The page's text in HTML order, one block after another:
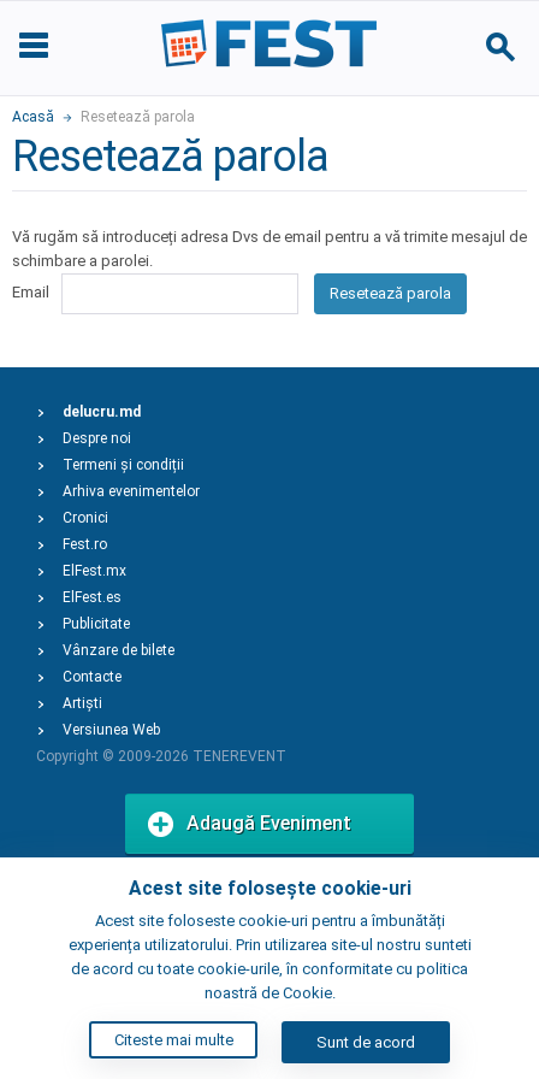
Acasă Resetează parola
Resetează parola
Vă rugăm să introduceți adresa Dvs de email pentru a vă trimite mesajul de
schimbare a parolei.
Email
Resetează parola
Acest site folosește cookie-uri
Acest site foloseste cookie-uri pentru a îmbunătăți
experiența utilizatorului. Prin utilizarea site-ul nostru sunteti
de acord cu toate cookie-urile, în conformitate cu politica
noastră de Cookie.
Citeste mai multe Sunt de acord
delucru.md
Despre noi
Termeni și condiții
Arhiva evenimentelor
Cronici
Fest.ro
ElFest.mx
ElFest.es
Publicitate
Vânzare de bilete
Contacte
Artiști
Versiunea Web
Copyright © 2009-2026 TENEREVENT
Adaugă Eveniment
Adaugă Local